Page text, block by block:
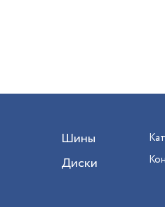
Шины
Диски